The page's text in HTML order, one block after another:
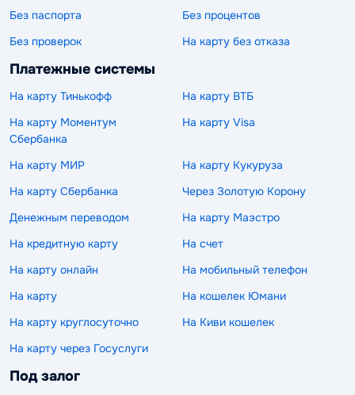
Без паспорта
Без процентов
Без проверок
На карту без отказа
Платежные системы
На карту Тинькофф
На карту ВТБ
На карту Моментум
Сбербанка
На карту Visa
На карту МИР
На карту Кукуруза
На карту Сбербанка
Через Золотую Корону
Денежным переводом
На карту Маэстро
На кредитную карту
На счет
На карту онлайн
На мобильный телефон
На карту
На кошелек Юмани
На карту круглосуточно
На Киви кошелек
На карту через Госуслуги
Под залог